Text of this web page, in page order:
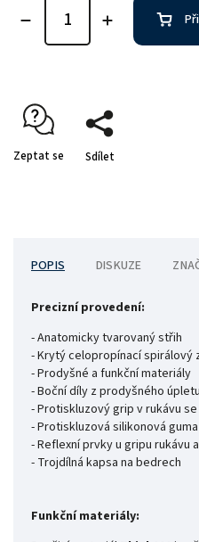
Zeptat se Sdílet
POPIS DISKUZE
Precizní provedení:
- Anatomicky tvarovaný střih
- Krytý celopropínací spirálový
- Prodyšné a funkční materiály
- Boční díly z prodyšného úpletu
- Protiskluzový grip v rukávu
- Protiskluzová silikonová
- Reflexní prvky u gripu rukávu
- Trojdílná kapsa na bedrech
Funkční materiály: